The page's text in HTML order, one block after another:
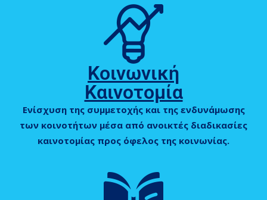
Κοινωνική
Καινοτομία
Ενίσχυση της συμμετοχής και της ενδυνάμωσης
των κοινοτήτων μέσα από ανοικτές διαδικασίες
καινοτομίας προς όφελος της κοινωνίας.